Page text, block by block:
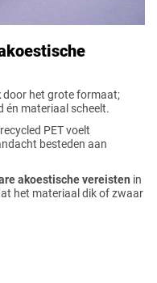
door het grote formaat;
én materiaal scheelt.
PET voelt
besteden aan
akoestische vereisten in
het materiaal dik of zwaar